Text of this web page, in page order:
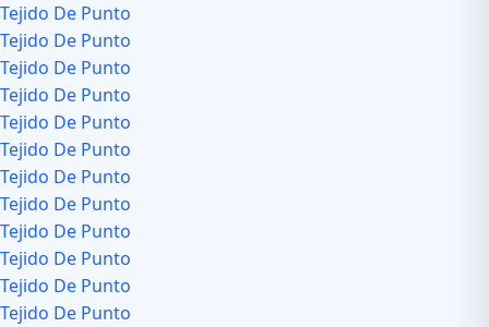
Tejido De Punto
Tejido De Punto
Tejido De Punto
Tejido De Punto
Tejido De Punto
Tejido De Punto
Tejido De Punto
Tejido De Punto
Tejido De Punto
Tejido De Punto
Tejido De Punto
Tejido De Punto